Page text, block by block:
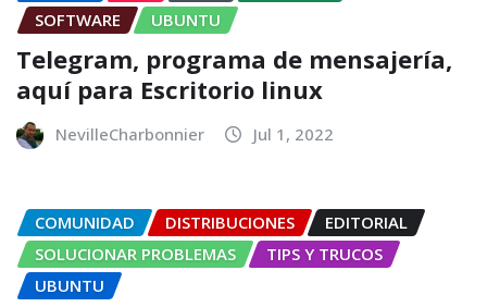
SOFTWARE
UBUNTU
Telegram, programa de mensajería,
aquí para Escritorio linux
NevilleCharbonnier Jul 1, 2022
COMUNIDAD DISTRIBUCIONES
EDITORIAL
SOLUCIONAR PROBLEMAS
TIPS Y TRUCOS
UBUNTU